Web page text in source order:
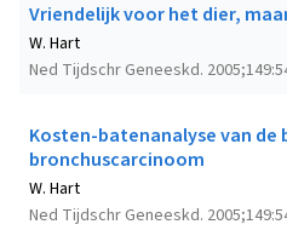
Vriendelijk voor het dier,
Ned Tijdschr Geneeskd.
W. Hart
Kosten-batenanalyse van de
bronchuscarcinoom
Ned Tijdschr Geneeskd.
W. Hart